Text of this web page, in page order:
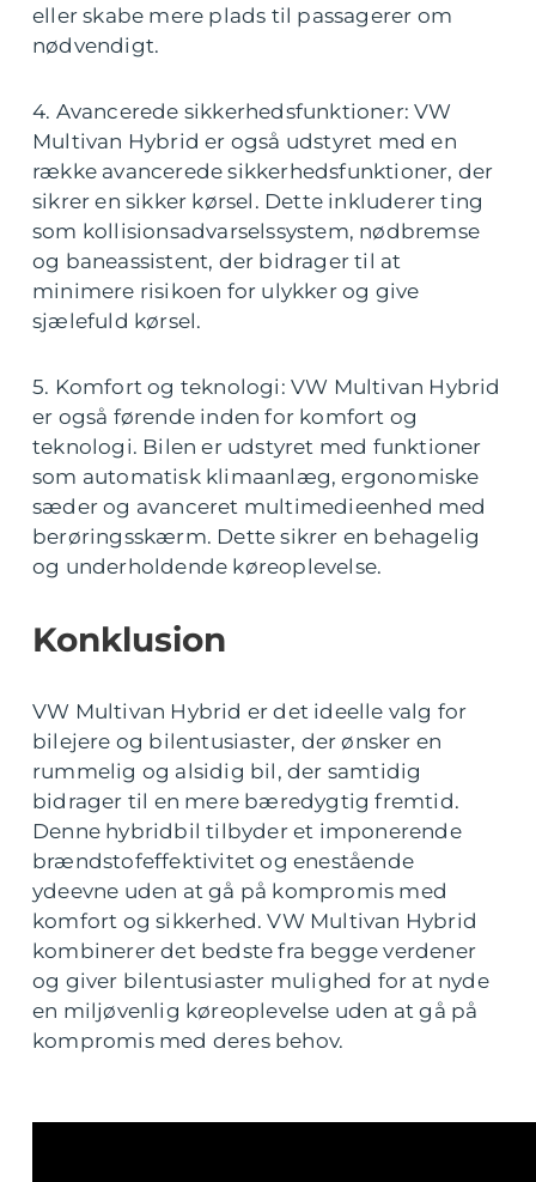
eller skabe mere plads til passagerer om
nødvendigt.
4. Avancerede sikkerhedsfunktioner: VW
Multivan Hybrid er også udstyret med en
række avancerede sikkerhedsfunktioner, der
sikrer en sikker kørsel. Dette inkluderer ting
som kollisionsadvarselssystem, nødbremse
og baneassistent, der bidrager til at
minimere risikoen for ulykker og give
sjælefuld kørsel.
5. Komfort og teknologi: VW Multivan Hybrid
er også førende inden for komfort og
teknologi. Bilen er udstyret med funktioner
som automatisk klimaanlæg, ergonomiske
sæder og avanceret multimedieenhed med
berøringsskærm. Dette sikrer en behagelig
og underholdende køreoplevelse.
Konklusion
VW Multivan Hybrid er det ideelle valg for
bilejere og bilentusiaster, der ønsker en
rummelig og alsidig bil, der samtidig
bidrager til en mere bæredygtig fremtid.
Denne hybridbil tilbyder et imponerende
brændstofeffektivitet og enestående
ydeevne uden at gå på kompromis med
komfort og sikkerhed. VW Multivan Hybrid
kombinerer det bedste fra begge verdener
og giver bilentusiaster mulighed for at nyde
en miljøvenlig køreoplevelse uden at gå på
kompromis med deres behov.